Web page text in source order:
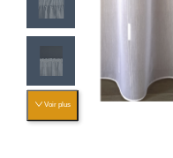
Voir plus